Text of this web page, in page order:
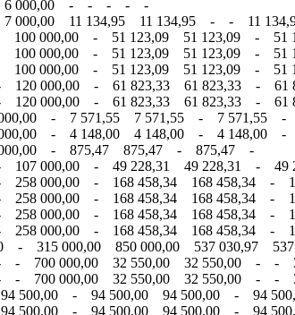
- - 6 000,00 - - - - -
000,00 11 134,95 11 134,95 - - 11
- 100 000,00 - 51 123,09 51 123,09 - 51
- 100 000,00 - 51 123,09 51 123,09 - 51
- 100 000,00 - 51 123,09 51 123,09 - 51
- 120 000,00 - 61 823,33 61 823,33 - 61
- 120 000,00 - 61 823,33 61 823,33 - 61
000,00 - 7 571,55 7 571,55 - 7 571,55 -
000,00 - 4 148,00 4 148,00 - 4 148,00 -
000,00 - 875,47 875,47 - 875,47 -
- 107 000,00 - 49 228,31 49 228,31 - 49
- 258 000,00 - 168 458,34 168 458,34 -
- 258 000,00 - 168 458,34 168 458,34 -
- 258 000,00 - 168 458,34 168 458,34 -
- 258 000,00 - 168 458,34 168 458,34 -
- 315 000,00 850 000,00 537 030,97
- - 700 000,00 32 550,00 32 550,00 - -
- - 700 000,00 32 550,00 32 550,00 - -
94 500,00 - 94 500,00 94 500,00 - 94
94 500,00 - 94 500,00 94 500,00 - 94